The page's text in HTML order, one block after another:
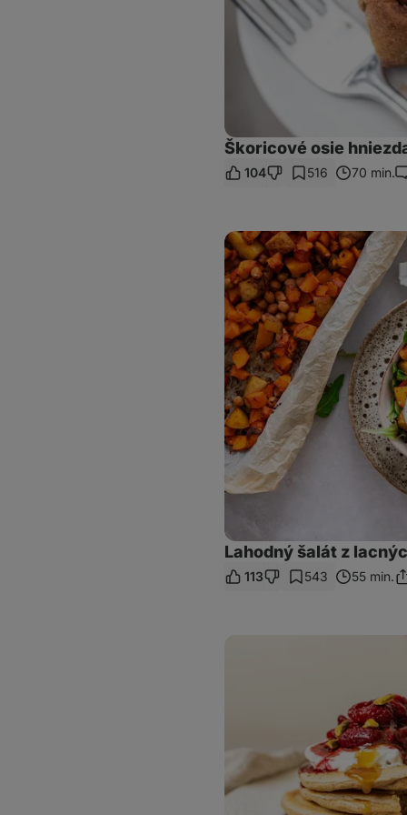
Škoricové osie
104 516 70 min.
Lahodný
šalát
lacných
surovín
Lahodný šalát z
113 543 55 min.